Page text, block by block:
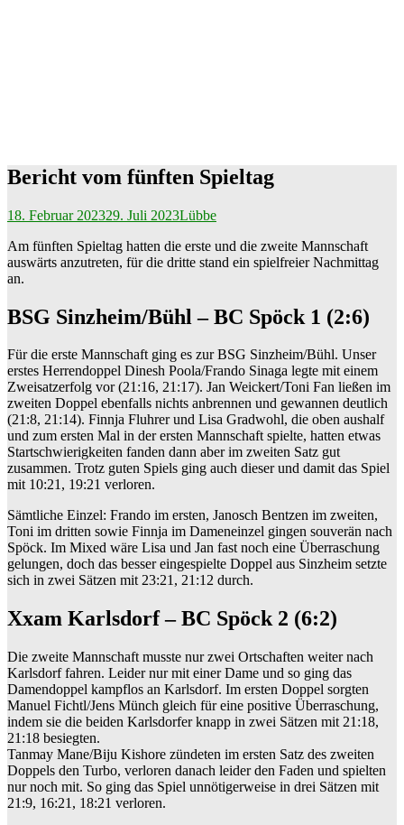
Bericht vom fünften Spieltag
18. Februar 202329. Juli 2023Lübbe
Am fünften Spieltag hatten die erste und die zweite Mannschaft
auswärts anzutreten, für die dritte stand ein spielfreier Nachmittag
an.
BSG Sinzheim/Bühl – BC Spöck 1 (2:6)
Für die erste Mannschaft ging es zur BSG Sinzheim/Bühl. Unser
erstes Herrendoppel Dinesh Poola/Frando Sinaga legte mit einem
Zweisatzerfolg vor (21:16, 21:17). Jan Weickert/Toni Fan ließen im
zweiten Doppel ebenfalls nichts anbrennen und gewannen deutlich
(21:8, 21:14). Finnja Fluhrer und Lisa Gradwohl, die oben aushalf
und zum ersten Mal in der ersten Mannschaft spielte, hatten etwas
Startschwierigkeiten fanden dann aber im zweiten Satz gut
zusammen. Trotz guten Spiels ging auch dieser und damit das Spiel
mit 10:21, 19:21 verloren.
Sämtliche Einzel: Frando im ersten, Janosch Bentzen im zweiten,
Toni im dritten sowie Finnja im Dameneinzel gingen souverän nach
Spöck. Im Mixed wäre Lisa und Jan fast noch eine Überraschung
gelungen, doch das besser eingespielte Doppel aus Sinzheim setzte
sich in zwei Sätzen mit 23:21, 21:12 durch.
Xxam Karlsdorf – BC Spöck 2 (6:2)
Die zweite Mannschaft musste nur zwei Ortschaften weiter nach
Karlsdorf fahren. Leider nur mit einer Dame und so ging das
Damendoppel kampflos an Karlsdorf. Im ersten Doppel sorgten
Manuel Fichtl/Jens Münch gleich für eine positive Überraschung,
indem sie die beiden Karlsdorfer knapp in zwei Sätzen mit 21:18,
21:18 besiegten.
Tanmay Mane/Biju Kishore zündeten im ersten Satz des zweiten
Doppels den Turbo, verloren danach leider den Faden und spielten
nur noch mit. So ging das Spiel unnötigerweise in drei Sätzen mit
21:9, 16:21, 18:21 verloren.